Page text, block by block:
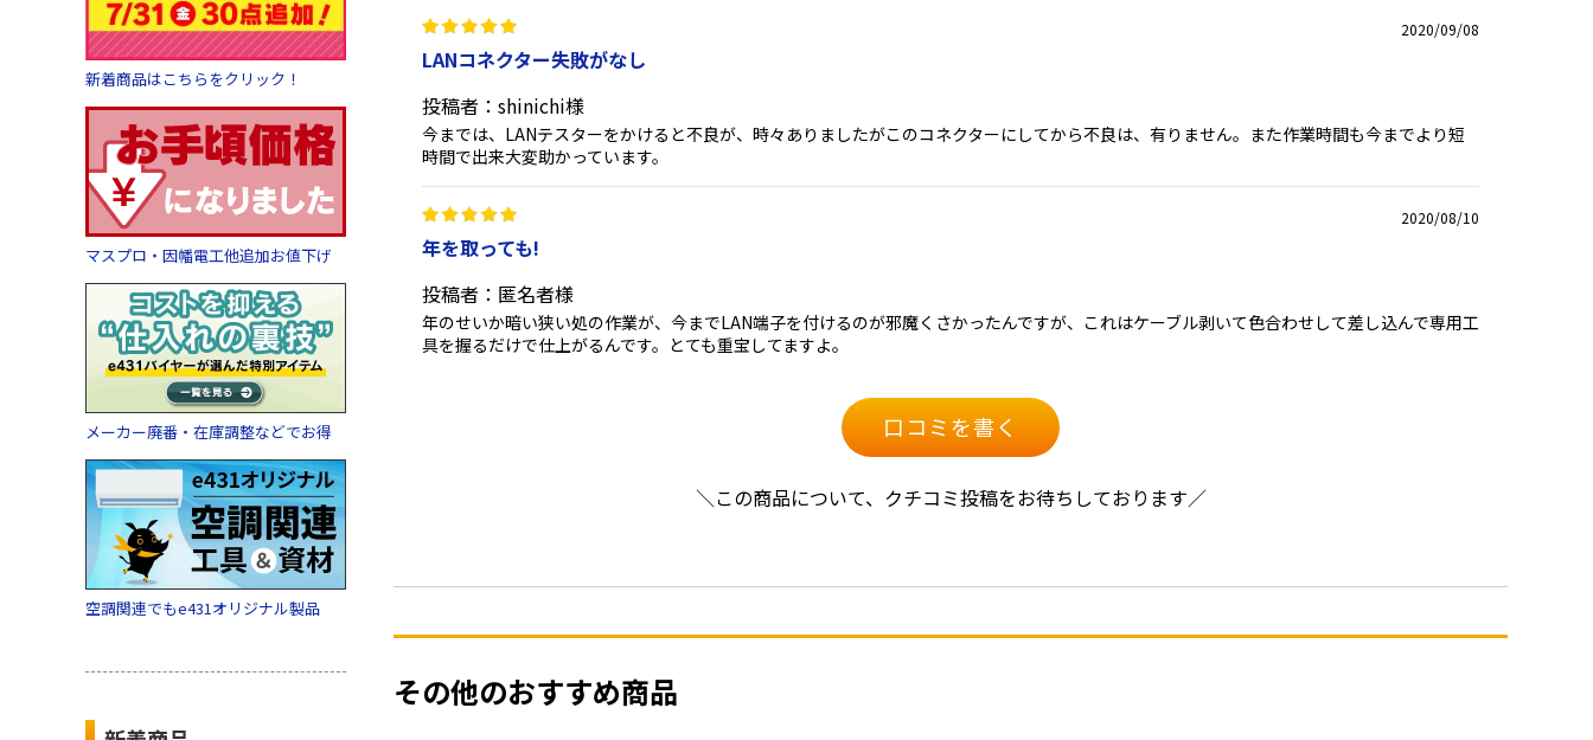
新着商品はこちらをクリック！
マスプロ・因幡電工他追加お値下げ
メーカー廃番・在庫調整などでお得
空調関連でもe431オリジナル製品
2020/09/08
LANコネクター失敗がなし
投稿者：shinichi様
今までは、LANテスターをかけると不良が、時々ありましたがこのコネクターにしてから不良は、有りません。また作業時間も今までより短
時間で出来大変助かっています。
2020/08/10
年を取っても!
投稿者：匿名者様
年のせいか暗い狭い処の作業が、今までLAN端子を付けるのが邪魔くさかったんですが、これはケーブル剥いて色合わせして差し込んで専用工
具を握るだけで仕上がるんです。とても重宝してますよ。
口コミを書く
＼この商品について、クチコミ投稿をお待ちしております／
その他のおすすめ商品